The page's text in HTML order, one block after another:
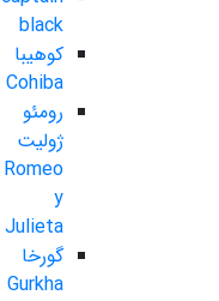
black
کوهیبا
Cohiba
رومئو
ژولیت
Romeo
y
Julieta
گورخا
Gurkha